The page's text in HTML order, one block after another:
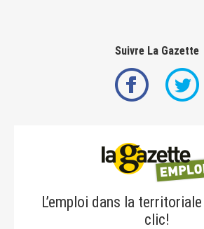
Suivre La Gazette
L’emploi dans la
clic!